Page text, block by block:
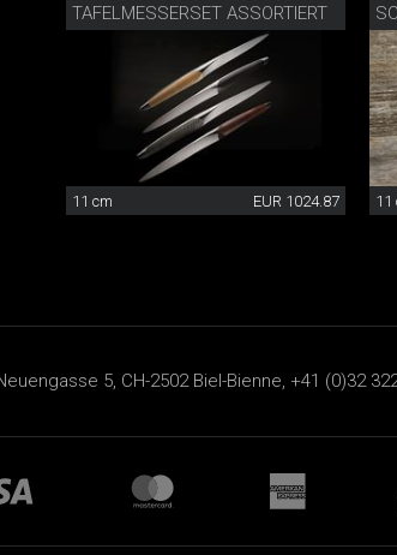
TAFELMESSERSET ASSORTIERT
11 cm EUR 1024.87 11
5, CH-2502 Biel-Bienne, +41 (0)32 322